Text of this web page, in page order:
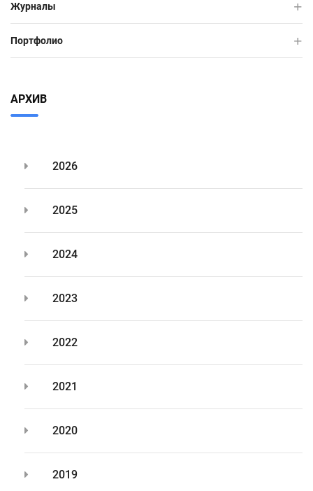
Журналы
Портфолио
АРХИВ
2026
2025
2024
2023
2022
2021
2020
2019